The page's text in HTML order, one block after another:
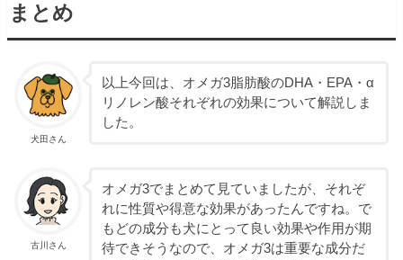
まとめ
犬田さん
以上今回は、オメガ3脂肪酸のDHA・EPA・α
リノレン酸それぞれの効果について解説しま
した。
古川さん
オメガ3でまとめて見ていましたが、それぞ
れに性質や得意な効果があったんですね。で
もどの成分も犬にとって良い効果や作用が期
待できそうなので、オメガ3は重要な成分だ